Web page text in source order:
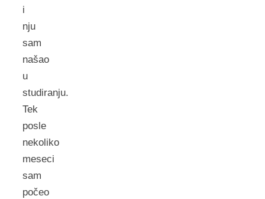
i
nju
sam
našao
u
studiranju.
Tek
posle
nekoliko
meseci
sam
počeo